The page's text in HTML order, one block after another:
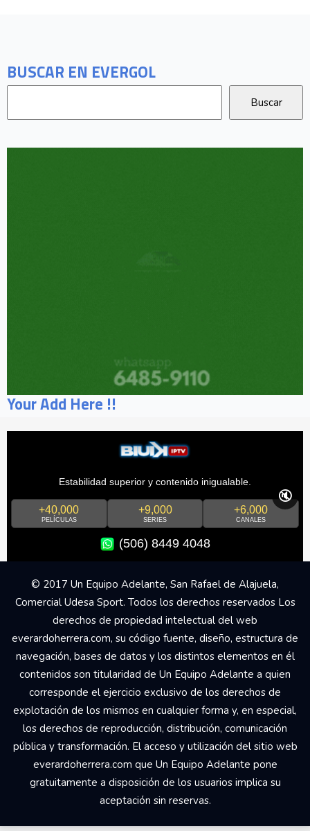
BUSCAR EN EVERGOL
Your Add Here !!
Estabilidad superior y contenido inigualable.
+40,000
PELÍCULAS
+9,000
SERIES
+6,000
CANALES
(506) 8449 4048
🔇
© 2017 Un Equipo Adelante, San Rafael de Alajuela,
Comercial Udesa Sport. Todos los derechos reservados Los
derechos de propiedad intelectual del web
everardoherrera.com, su código fuente, diseño, estructura de
navegación, bases de datos y los distintos elementos en él
contenidos son titularidad de Un Equipo Adelante a quien
corresponde el ejercicio exclusivo de los derechos de
explotación de los mismos en cualquier forma y, en especial,
los derechos de reproducción, distribución, comunicación
pública y transformación. El acceso y utilización del sitio web
everardoherrera.com que Un Equipo Adelante pone
gratuitamente a disposición de los usuarios implica su
aceptación sin reservas.